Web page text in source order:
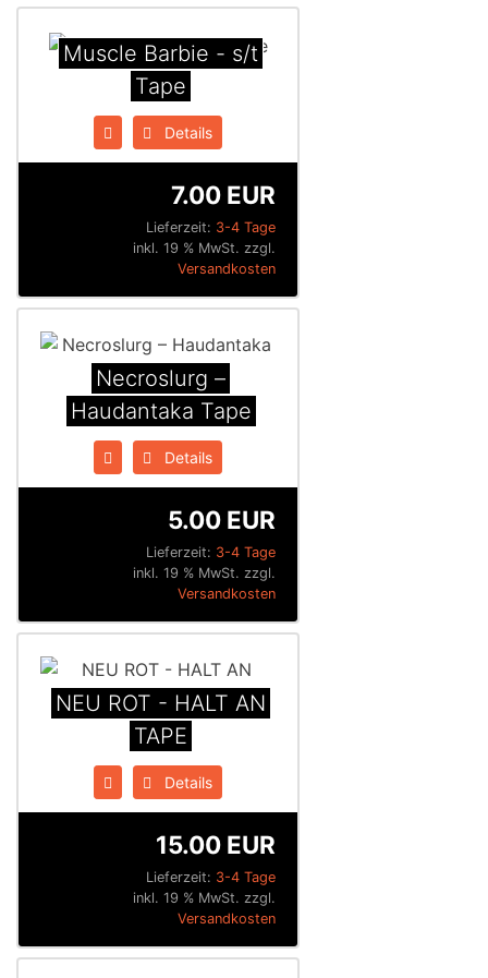
Muscle Barbie - s/t
Tape
Details
Lieferzeit: 3-4 Tage
7.00 EUR
inkl. 19 % MwSt. zzgl.
Versandkosten
Necroslurg ‎–
Haudantaka Tape
Details
Lieferzeit: 3-4 Tage
5.00 EUR
inkl. 19 % MwSt. zzgl.
Versandkosten
NEU ROT - HALT AN
TAPE
Details
Lieferzeit: 3-4 Tage
15.00 EUR
inkl. 19 % MwSt. zzgl.
Versandkosten